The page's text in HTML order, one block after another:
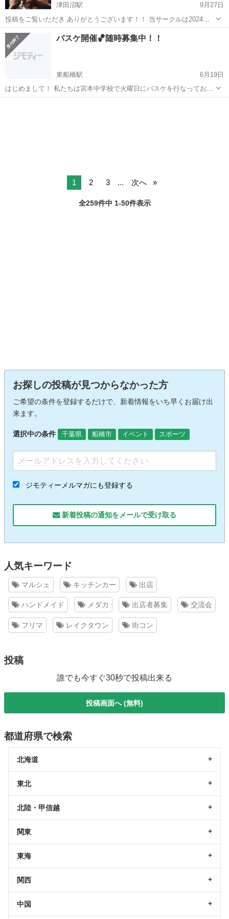
津田沼駅
9月27日
投稿をご覧いただき ありがとうございます！！ 当サークルは2024年
４月に設立した 《新規社会人サークル》です✨ 10月最初の平日交流会
を開催いたします🥂 当日は居酒屋で２～３時間程度の 宴会コースを予
定しておりま...
千葉 津田沼駅 スポーツ スポッチャ
バスケ開催🏀随時募集中！！
東船橋駅
6月19日
はじめまして！ 私たちは宮本中学校で火曜日にバスケを行なっており
ます！ 20〜30代メインで活動をしております！ 大体、男性7割、女性
1 2 3 ... 次へ
全259件中 1-50件表示
お探しの投稿が見つからなかった方
ご希望の条件を登録するだけで、新着情報をいち早くお届け出
来ます。
選択中の条件 千葉県 船橋市 イベント スポーツ
ジモティーメルマガにも登録する
新着投稿の通知をメールで受け取る
人気キーワード
マルシェ キッチンカー 出店
ハンドメイド メダカ 出店者募集 交流会
フリマ レイクタウン 街コン
投稿
誰でも今すぐ30秒で投稿出来る
投稿画面へ (無料)
都道府県で検索
北海道
東北
北陸・甲信越
関東
東海
関西
中国